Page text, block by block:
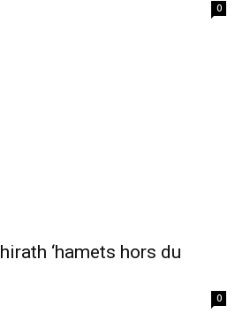
0
‘hamets hors du
0